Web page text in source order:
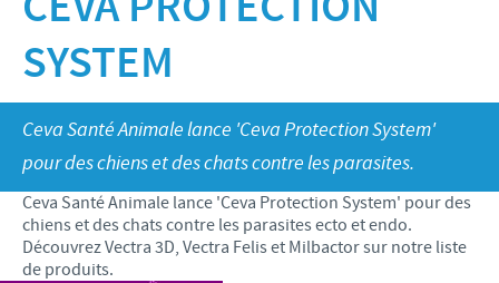
Notre mission
Nos valeurs
Production
Bovins-Ovins-Caprins
Porcs
Importance de la responsabilité
Programmes de soutien
ACTUALITÉS
Actualités internationales
Actualités au sein du Benelux
OFFRES D'EMPLOI
Offres d'emploi internationales
Offres d'emploi au sein du Benelux
CONTACT
SYSTEM
Ceva Santé Animale lance 'Ceva Protection System'
pour des chiens et des chats contre les parasites.
Ceva Santé Animale lance 'Ceva Protection System' pour des
chiens et des chats contre les parasites ecto et endo.
Découvrez Vectra 3D, Vectra Felis et Milbactor sur notre liste
de produits.